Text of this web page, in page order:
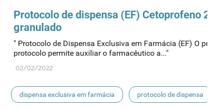
Protocolo de dispensa (EF) Cetoprofeno
granulado
" Protocolo de Dispensa Exclusiva em Farmácia (EF) O
protocolo permite auxiliar o farmacêutico a..."
02/02/2022
dispensa exclusiva em farmácia protocolo de dispensa